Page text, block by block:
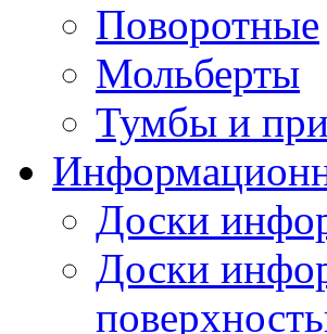
Поворотные
Мольберты
Тумбы и
Доски
Доски